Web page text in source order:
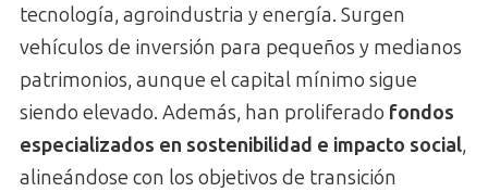
tecnología, agroindustria y energía. Surgen
vehículos de inversión para pequeños y medianos
patrimonios, aunque el capital mínimo sigue
siendo elevado. Además, han proliferado fondos
especializados en sostenibilidad e impacto social,
alineándose con los objetivos de transición